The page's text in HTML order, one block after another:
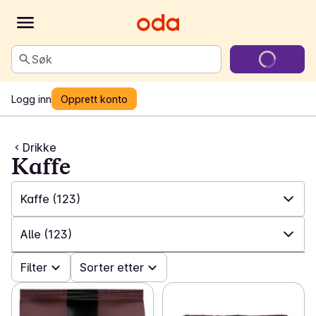
Søk
Logg inn Opprett konto
Drikke
Kaffe
Kaffe (123)
✓ Alle (825)
✓ Alkoholfritt (66)
✓ Øl (124)
Alle (123)
✓ Alle(123)
Filterkaffe (21)
Filter Sorter etter